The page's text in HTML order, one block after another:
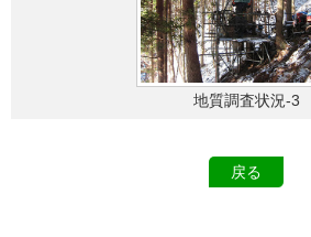
地質調査状況-3
戻る